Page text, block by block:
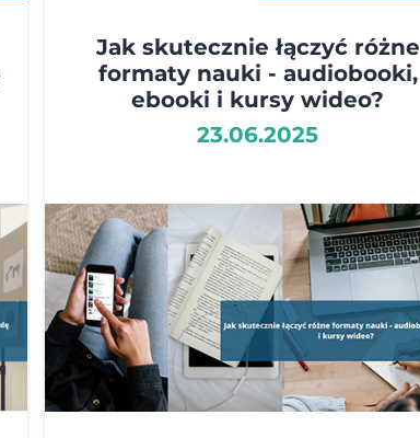
Jak skutecznie łączyć różne
formaty nauki - audiobooki,
ebooki i kursy wideo?
23.06.2025